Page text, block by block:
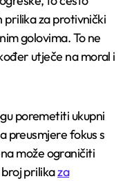
prilika za protivnički
golovima. To ne
utječe na moral i
poremetiti ukupni
preusmjere fokus s
može ograničiti
broj prilikaza